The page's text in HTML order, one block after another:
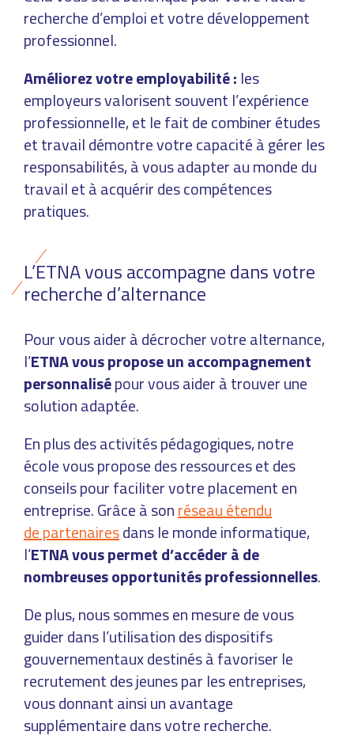
recherche d’emploi et votre développement
professionnel.
Améliorez votre employabilité : les
employeurs valorisent souvent l’expérience
professionnelle, et le fait de combiner études
et travail démontre votre capacité à gérer les
responsabilités, à vous adapter au monde du
travail et à acquérir des compétences
pratiques.
L’ETNA vous accompagne dans votre
recherche d’alternance
Pour vous aider à décrocher votre alternance,
l’ETNA vous propose un accompagnement
personnalisépour vous aider à trouver une
solution adaptée.
En plus des activités pédagogiques, notre
école vous propose des ressources et des
conseils pour faciliter votre placement en
entreprise. Grâce à sonréseau étendu
de partenairesdans le monde informatique,
l’ETNA vous permet d’accéder à de
nombreuses opportunités professionnelles.
De plus, nous sommes en mesure de vous
guider dans l’utilisation des dispositifs
gouvernementaux destinés à favoriser le
recrutement des jeunes par les entreprises,
vous donnant ainsi un avantage
supplémentaire dans votre recherche.